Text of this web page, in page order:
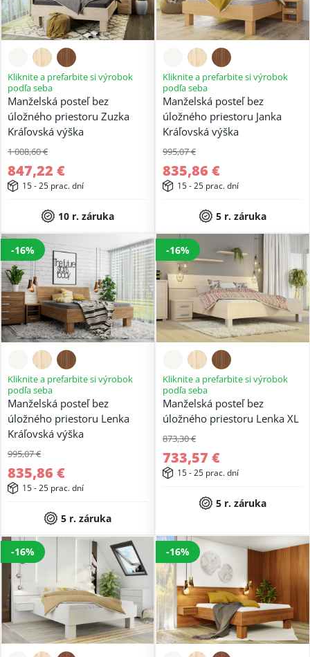
Kliknite a prefarbite si výrobok
podľa seba
Manželská posteľ bez
úložného priestoru Zuzka
Kráľovská výška
1 008,60 €
847,22 €
15 - 25 prac. dní
10 r. záruka
Kliknite a prefarbite si výrobok
podľa seba
Manželská posteľ bez
úložného priestoru Janka
Kráľovská výška
995,07 €
835,86 €
15 - 25 prac. dní
5 r. záruka
-16%
Kliknite a prefarbite si výrobok
podľa seba
Manželská posteľ bez
úložného priestoru Lenka
Kráľovská výška
995,07 €
835,86 €
15 - 25 prac. dní
5 r. záruka
-16%
Kliknite a prefarbite si výrobok
podľa seba
Manželská posteľ bez
úložného priestoru Lenka XL
873,30 €
733,57 €
15 - 25 prac. dní
5 r. záruka
-16% -16%